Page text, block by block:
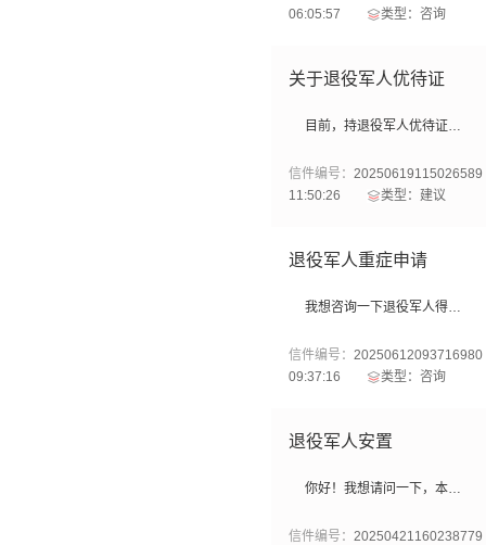
06:05:57
类型：咨询
关于退役军人优待证
目前，持退役军人优待证可以免费乘坐公交车，但每次乘车都要拿卡刷卡，能不能开发电子版或者用手机NFC功能复制，这样也是与时俱进的体现吧。
信件编号： 20250619115026589
11:50:26
类型：建议
退役军人重症申请
我想咨询一下退役军人得重症，申请柳州市困难退役军人申请帮扶和情暖八桂老兵专项行动的分别能报多少，或者是按多少比例报
信件编号： 20250612093716980
09:37:16
类型：咨询
退役军人安置
你好！我想请问一下，本人是来宾入伍，户籍地也还在来宾，20年在柳州市柳南区购买了一处房产，房产目前在我名下。已妻子结婚后，以我名下房产为落户条件把妻子的户口从百色落户到了柳州市柳南区，现在妻子是单独一个户口本，请问我是否可以在退役安置时随妻子转业到柳州市柳南区
信件编号： 20250421160238779